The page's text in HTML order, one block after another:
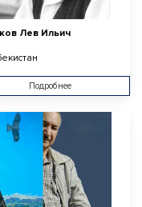
Лев Ильич
Подробнее